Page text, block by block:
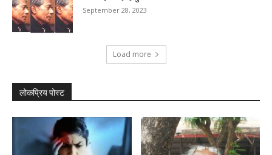
September 28, 2023
Load more
लोकप्रिय पोस्ट